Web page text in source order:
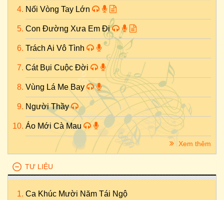
Nối Vòng Tay Lớn
Con Đường Xưa Em Đi
Trách Ai Vô Tình
Cát Bụi Cuộc Đời
Vùng Lá Me Bay
Người Thầy
Áo Mới Cà Mau
Xem thêm
TƯ LIỆU
Ca Khúc Mười Năm Tái Ngộ